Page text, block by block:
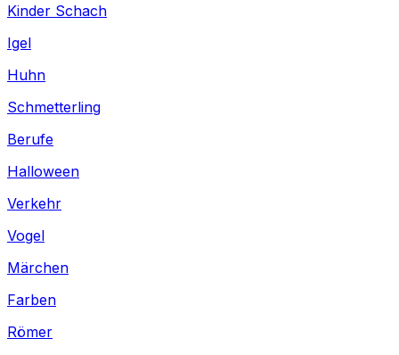
Kinder Schach
Igel
Huhn
Schmetterling
Berufe
Halloween
Verkehr
Vogel
Märchen
Farben
Römer